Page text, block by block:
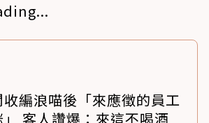
編浪喵後「來應徵的員工
客人讚爆：來這不喝酒